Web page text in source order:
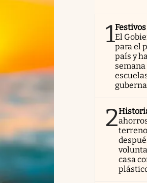
1Festivos
El
para el
país y
2
casa